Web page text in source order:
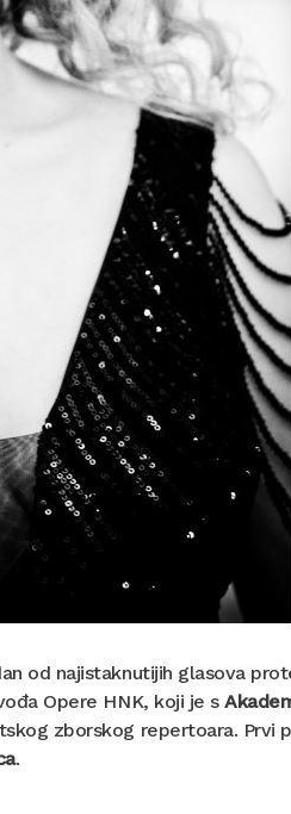
od najistaknutijih glasova
Opere HNK, koji je s
zborskog repertoara. Prvi
.